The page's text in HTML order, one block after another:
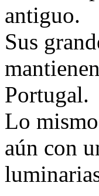
antiguo.
Sus
mantienen
Portugal.
Lo
aún con